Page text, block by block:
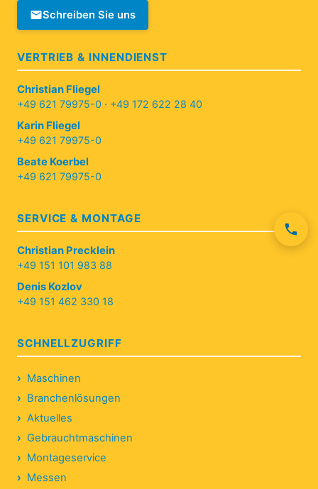
Schreiben Sie uns
VERTRIEB & INNENDIENST
Christian Fliegel
+49 621 79975-0 · +49 172 622 28 40
Karin Fliegel
+49 621 79975-0
Beate Koerbel
+49 621 79975-0
SERVICE & MONTAGE
Christian Precklein
+49 151 101 983 88
Denis Kozlov
+49 151 462 330 18
SCHNELLZUGRIFF
Maschinen
Branchenlösungen
Aktuelles
Gebrauchtmaschinen
Montageservice
Messen